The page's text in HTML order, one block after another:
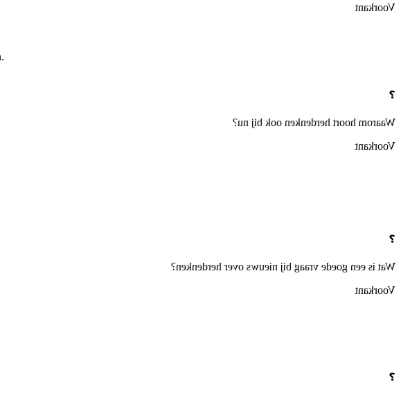
Voorkant
❓
Waarom hoort herdenken ook bij nu?
Voorkant
❓
Wat is een goede vraag bij nieuws over herdenken?
Voorkant
❓